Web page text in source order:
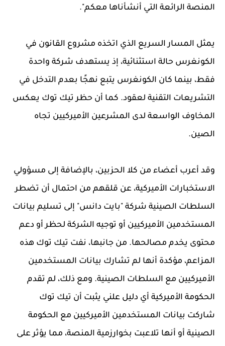
المنصة الرائعة التي أنشأناها معكم".
يمثل المسار السريع الذي اتخذه مشروع القانون في
الكونغرس حالة استثنائية، إذ يستهدف شركة واحدة
فقط، بينما كان الكونغرس يتبع نهجًا بعدم التدخل في
التشريعات التقنية لعقود. كما أن حظر تيك توك يعكس
المخاوف الواسعة لدى المشرعين الأميركيين تجاه
الصين.
وقد أعرب أعضاء من كلا الحزبين، بالإضافة إلى مسؤولي
الاستخبارات الأميركية، عن قلقهم من احتمال أن تضطر
السلطات الصينية شركة "بايت دانس" إلى تسليم بيانات
المستخدمين الأميركيين أو توجيه الشركة لحظر أو دعم
محتوى يخدم مصالحها. من جانبها، نفت تيك توك هذه
المزاعم، مؤكدة أنها لم تشارك بيانات المستخدمين
الأميركيين مع السلطات الصينية. ومع ذلك، لم تقدم
الحكومة الأميركية أي دليل علني يثبت أن تيك توك
شاركت بيانات المستخدمين الأميركيين مع الحكومة
الصينية أو أنها تلاعبت بخوارزمية المنصة، مما يؤثر على